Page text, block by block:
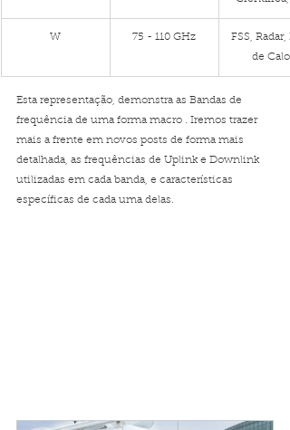
W 75 - 110 GHz
FSS, Radar,
de Calor
Esta representação, demonstra as Bandas de
frequência de uma forma macro . Iremos trazer
mais a frente em novos posts de forma mais
detalhada, as frequências de Uplink e Downlink
utilizadas em cada banda, e características
específicas de cada uma delas.